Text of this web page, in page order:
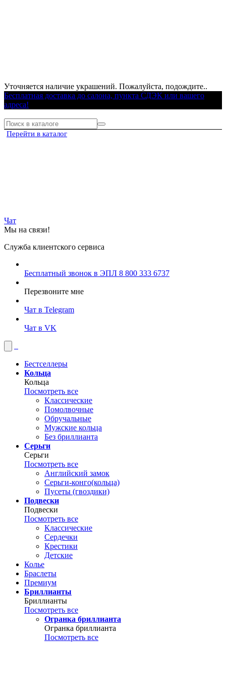
Уточняется наличие украшений. Пожалуйста, подождите..
Бесплатная доставка до салона, пункта СДЭК или вашего
адреса!
Перейти в каталог
Чат
Мы на связи!
Служба клиентского сервиса
Бесплатный звонок в ЭПЛ 8 800 333 6737
Перезвоните мне
Чат в Telegram
Чат в VK
Бестселлеры
Кольца
Кольца
Посмотреть все
Классические
Помолвочные
Обручальные
Мужские кольца
Без бриллианта
Серьги
Серьги
Посмотреть все
Английский замок
Серьги-конго(кольца)
Пусеты (гвоздики)
Подвески
Подвески
Посмотреть все
Классические
Сердечки
Крестики
Детские
Колье
Браслеты
Премиум
Бриллианты
Бриллианты
Посмотреть все
Огранка бриллианта
Огранка бриллианта
Посмотреть все